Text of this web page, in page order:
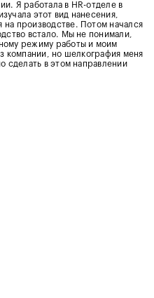
Я работала в HR-отделе в
этот вид нанесения,
производстве. Потом начался
встало. Мы не понимали,
режиму работы и моим
компании, но шелкография меня
сделать в этом направлении